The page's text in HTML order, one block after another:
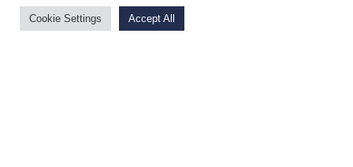
Cookie Settings Accept All